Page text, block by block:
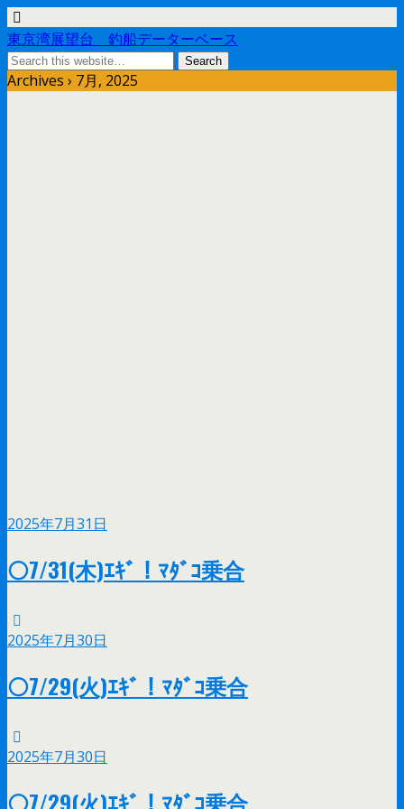
東京湾展望台 釣船データーベース
Archives › 7月, 2025
2025年7月31日
⚪7/31(木)ｴｷﾞ！ﾏﾀﾞｺ乗合
2025年7月30日
⚪7/29(火)ｴｷﾞ！ﾏﾀﾞｺ乗合
2025年7月30日
⚪7/29(火)ｴｷﾞ！ﾏﾀﾞｺ乗合